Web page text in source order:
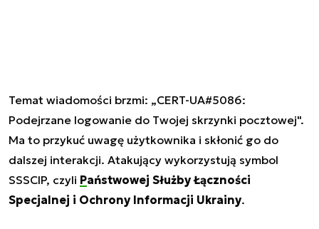
Temat wiadomości brzmi: „CERT-UA#5086:
Podejrzane logowanie do Twojej skrzynki pocztowej".
Ma to przykuć uwagę użytkownika i skłonić go do
dalszej interakcji. Atakujący wykorzystują symbol
SSSCIP, czyli Państwowej Służby Łączności
Specjalnej i Ochrony Informacji Ukrainy.